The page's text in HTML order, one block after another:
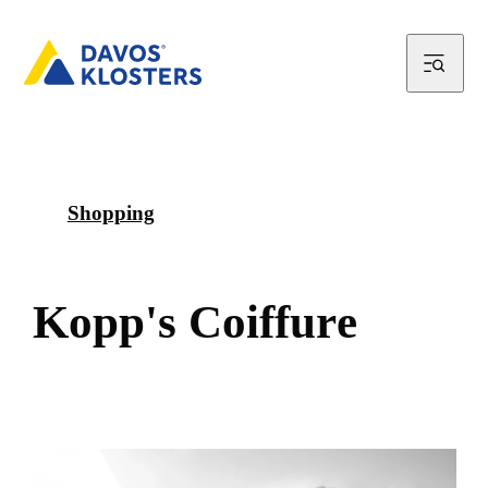
Shopping
Kopp's Coiffure